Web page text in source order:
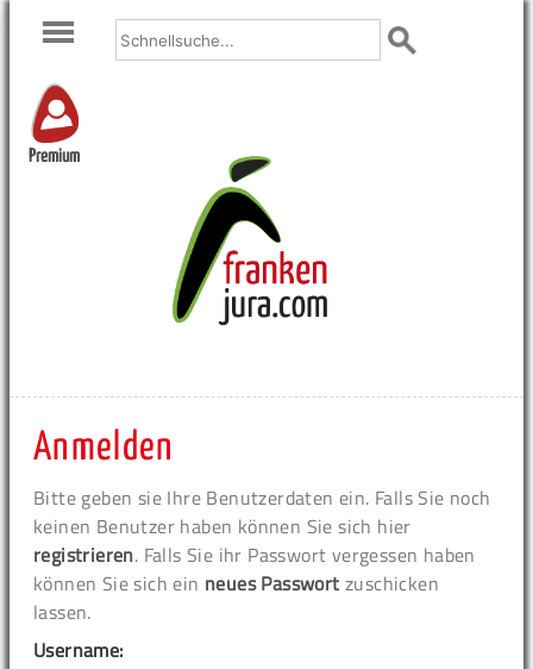
Premium
Anmelden
Bitte geben sie Ihre Benutzerdaten ein. Falls Sie noch
keinen Benutzer haben können Sie sich hier
registrieren. Falls Sie ihr Passwort vergessen haben
können Sie sich ein neues Passwort zuschicken
lassen.
Username: